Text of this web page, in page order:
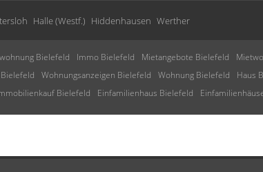
Halle (Westf.) Hiddenhausen Werther
Bielefeld Immo Bielefeld Mietangebote Bielefeld
Wohnungsanzeigen Bielefeld Wohnung Bielefeld Haus
Bielefeld Einfamilienhaus Bielefeld